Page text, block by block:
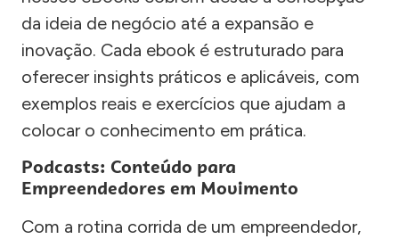
da ideia de negócio até a expansão e
inovação. Cada ebook é estruturado para
oferecer insights práticos e aplicáveis, com
exemplos reais e exercícios que ajudam a
colocar o conhecimento em prática.
Podcasts: Conteúdo para
Empreendedores em Movimento
Com a rotina corrida de um empreendedor,